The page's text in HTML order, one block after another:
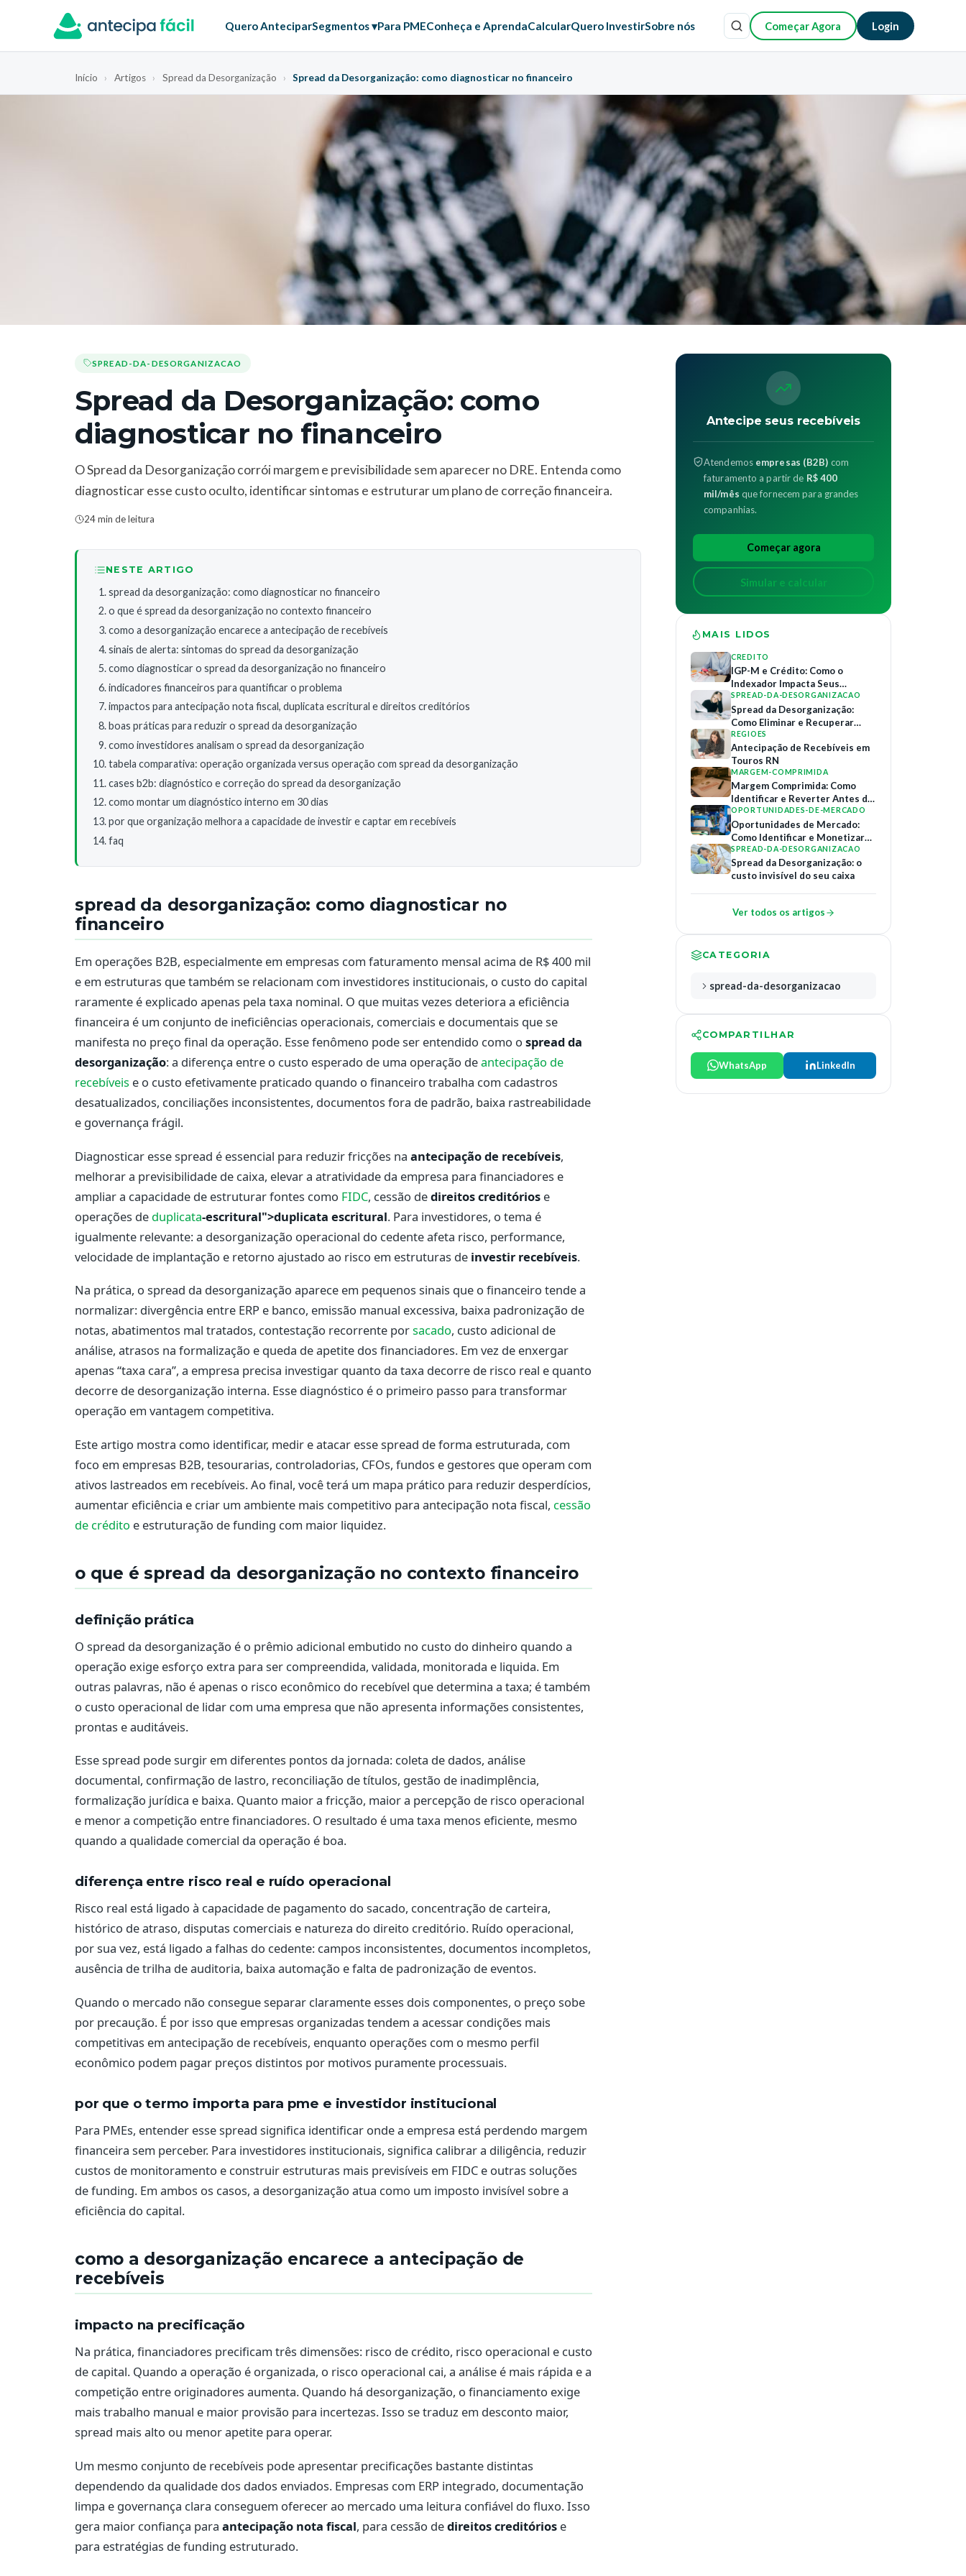
Quero AnteciparSegmentos ▾Para PMEConheça e AprendaCalcularQuero InvestirSobre nós Começar Agora Login
Início › Artigos › Spread da Desorganização › Spread da Desorganização: como diagnosticar no financeiro
SPREAD-DA-DESORGANIZACAO
Spread da Desorganização: como
diagnosticar no financeiro
O Spread da Desorganização corrói margem e previsibilidade sem aparecer no DRE. Entenda como
diagnosticar esse custo oculto, identificar sintomas e estruturar um plano de correção financeira.
24 min de leitura
NESTE ARTIGO
spread da desorganização: como diagnosticar no financeiro
o que é spread da desorganização no contexto financeiro
como a desorganização encarece a antecipação de recebíveis
sinais de alerta: sintomas do spread da desorganização
como diagnosticar o spread da desorganização no financeiro
indicadores financeiros para quantificar o problema
impactos para antecipação nota fiscal, duplicata escritural e direitos creditórios
boas práticas para reduzir o spread da desorganização
como investidores analisam o spread da desorganização
tabela comparativa: operação organizada versus operação com spread da desorganização
cases b2b: diagnóstico e correção do spread da desorganização
como montar um diagnóstico interno em 30 dias
por que organização melhora a capacidade de investir e captar em recebíveis
faq
spread da desorganização: como diagnosticar no
financeiro
Em operações B2B, especialmente em empresas com faturamento mensal acima de R$ 400 mil
e em estruturas que também se relacionam com investidores institucionais, o custo do capital
raramente é explicado apenas pela taxa nominal. O que muitas vezes deteriora a eficiência
financeira é um conjunto de ineficiências operacionais, comerciais e documentais que se
manifesta no preço final da operação. Esse fenômeno pode ser entendido como o spread da
desorganização: a diferença entre o custo esperado de uma operação deantecipação de
recebíveis e o custo efetivamente praticado quando o financeiro trabalha com cadastros
desatualizados, conciliações inconsistentes, documentos fora de padrão, baixa rastreabilidade
e governança frágil.
Diagnosticar esse spread é essencial para reduzir fricções na antecipação de recebíveis,
melhorar a previsibilidade de caixa, elevar a atratividade da empresa para financiadores e
ampliar a capacidade de estruturar fontes como FIDC, cessão dedireitos creditórios e
operações de duplicata-escritural">duplicata escritural. Para investidores, o tema é
igualmente relevante: a desorganização operacional do cedente afeta risco, performance,
velocidade de implantação e retorno ajustado ao risco em estruturas de investir recebíveis.
Na prática, o spread da desorganização aparece em pequenos sinais que o financeiro tende a
normalizar: divergência entre ERP e banco, emissão manual excessiva, baixa padronização de
notas, abatimentos mal tratados, contestação recorrente porsacado, custo adicional de
análise, atrasos na formalização e queda de apetite dos financiadores. Em vez de enxergar
apenas “taxa cara”, a empresa precisa investigar quanto da taxa decorre de risco real e quanto
decorre de desorganização interna. Esse diagnóstico é o primeiro passo para transformar
operação em vantagem competitiva.
Este artigo mostra como identificar, medir e atacar esse spread de forma estruturada, com
foco em empresas B2B, tesourarias, controladorias, CFOs, fundos e gestores que operam com
ativos lastreados em recebíveis. Ao final, você terá um mapa prático para reduzir desperdícios,
aumentar eficiência e criar um ambiente mais competitivo para antecipação nota fiscal, cessão
de crédito e estruturação de funding com maior liquidez.
o que é spread da desorganização no contexto financeiro
definição prática
O spread da desorganização é o prêmio adicional embutido no custo do dinheiro quando a
operação exige esforço extra para ser compreendida, validada, monitorada e liquida. Em
outras palavras, não é apenas o risco econômico do recebível que determina a taxa; é também
o custo operacional de lidar com uma empresa que não apresenta informações consistentes,
prontas e auditáveis.
Esse spread pode surgir em diferentes pontos da jornada: coleta de dados, análise
documental, confirmação de lastro, reconciliação de títulos, gestão de inadimplência,
formalização jurídica e baixa. Quanto maior a fricção, maior a percepção de risco operacional
e menor a competição entre financiadores. O resultado é uma taxa menos eficiente, mesmo
quando a qualidade comercial da operação é boa.
diferença entre risco real e ruído operacional
Risco real está ligado à capacidade de pagamento do sacado, concentração de carteira,
histórico de atraso, disputas comerciais e natureza do direito creditório. Ruído operacional,
por sua vez, está ligado a falhas do cedente: campos inconsistentes, documentos incompletos,
ausência de trilha de auditoria, baixa automação e falta de padronização de eventos.
Quando o mercado não consegue separar claramente esses dois componentes, o preço sobe
por precaução. É por isso que empresas organizadas tendem a acessar condições mais
competitivas em antecipação de recebíveis, enquanto operações com o mesmo perfil
econômico podem pagar preços distintos por motivos puramente processuais.
por que o termo importa para pme e investidor institucional
Para PMEs, entender esse spread significa identificar onde a empresa está perdendo margem
financeira sem perceber. Para investidores institucionais, significa calibrar a diligência, reduzir
custos de monitoramento e construir estruturas mais previsíveis em FIDC e outras soluções
de funding. Em ambos os casos, a desorganização atua como um imposto invisível sobre a
eficiência do capital.
como a desorganização encarece a antecipação de
recebíveis
impacto na precificação
Na prática, financiadores precificam três dimensões: risco de crédito, risco operacional e custo
de capital. Quando a operação é organizada, o risco operacional cai, a análise é mais rápida e a
competição entre originadores aumenta. Quando há desorganização, o financiamento exige
mais trabalho manual e maior provisão para incertezas. Isso se traduz em desconto maior,
spread mais alto ou menor apetite para operar.
Um mesmo conjunto de recebíveis pode apresentar precificações bastante distintas
dependendo da qualidade dos dados enviados. Empresas com ERP integrado, documentação
limpa e governança clara conseguem oferecer ao mercado uma leitura confiável do fluxo. Isso
gera maior confiança para antecipação nota fiscal, para cessão dedireitos creditórios e
para estratégias de funding estruturado.
Antecipe seus recebíveis
Atendemos empresas (B2B) com
faturamento a partir de R$ 400
mil/mês que fornecem para grandes
companhias.
Começar agora
Simular e calcular
MAIS LIDOS
CREDITO
IGP-M e Crédito: Como o
Indexador Impacta Seus
Contratos de Financiamento
SPREAD-DA-DESORGANIZACAO
Spread da Desorganização:
Como Eliminar e Recuperar
Margem
REGIOES
Antecipação de Recebíveis em
Touros RN
MARGEM-COMPRIMIDA
Margem Comprimida: Como
Identificar e Reverter Antes do
Colapso
OPORTUNIDADES-DE-MERCADO
Oportunidades de Mercado:
Como Identificar e Monetizar
Relações B2B
SPREAD-DA-DESORGANIZACAO
Spread da Desorganização: o
custo invisível do seu caixa
Ver todos os artigos
CATEGORIA
spread-da-desorganizacao
COMPARTILHAR
WhatsApp LinkedIn